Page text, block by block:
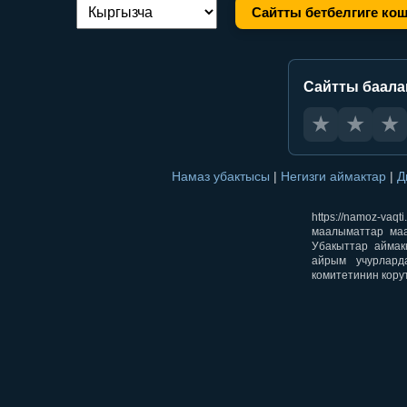
Тилди алмаштыруу: Сайтты бетбелгиге
Сайтты
★ ★ ★
Намаз убактысы | Негизги аймактар |
https://namoz-
маалыматтар
Убакыттар
айрым
комитетинин